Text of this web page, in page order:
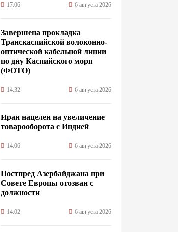
17:06 6 августа 2026
Завершена прокладка
Транскаспийской волоконно-
оптической кабельной линии
по дну Каспийского моря
(ФОТО)
14:32 6 августа 2026
Иран нацелен на увеличение
товарооборота с Индией
14:06 6 августа 2026
Постпред Азербайджана при
Совете Европы отозван с
должности
14:02 6 августа 2026